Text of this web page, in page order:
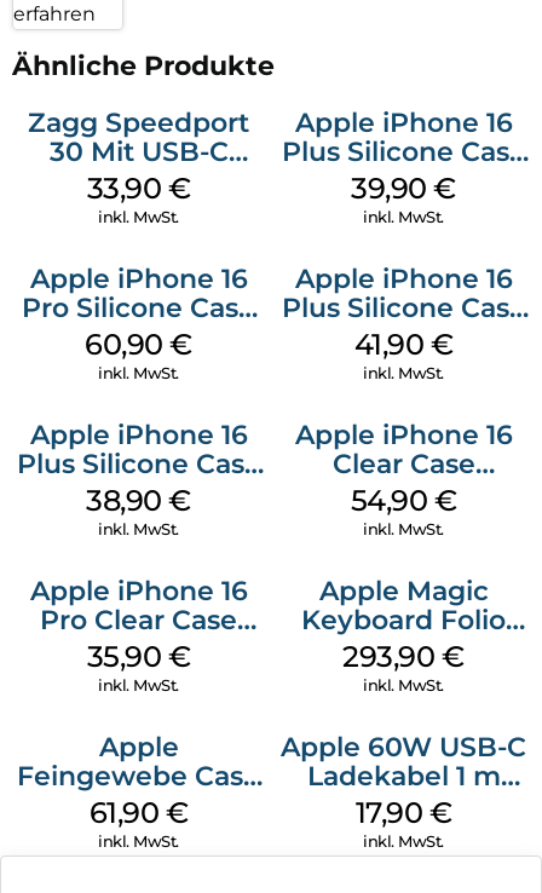
erfahren
Ähnliche Produkte
Zagg Speedport
30 Mit USB-C
Kabel Weiß
33,90 €
inkl. MwSt.
Apple iPhone 16
Plus Silicone Case
MagSafe Plum
39,90€
inkl. MwSt.
Apple iPhone 16
Pro Silicone Case
MagSafe Stone
Gray
60,90€
inkl. MwSt.
Apple iPhone 16
Plus Silicone Case
MagSafe Stone
Gray
41,90 €
inkl. MwSt.
Apple iPhone 16
Plus Silicone Case
MagSafe Denim
38,90€
inkl. MwSt.
Apple iPhone 16
Clear Case
MagSafe
Transparent
54,90 €
inkl. MwSt.
Apple iPhone 16
Pro Clear Case
MagSafe
Transparent
35,90 €
inkl. MwSt.
Apple Magic
Keyboard Folio
iPad 10.9″ (10.Gen.)
Weiß
293,90€
inkl. MwSt.
Apple
Feingewebe Case
iPhone 15 Pro
MagSafe Schwarz
61,90 €
inkl. MwSt.
Apple 60W USB-C
Ladekabel 1 m
Weiß
17,90 €
inkl. MwSt.